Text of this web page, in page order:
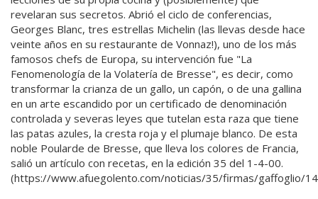
revelaran sus secretos. Abrió el ciclo de conferencias,
Georges Blanc, tres estrellas Michelin (las llevas desde hace
veinte años en su restaurante de Vonnaz!), uno de los más
famosos chefs de Europa, su intervención fue "La
Fenomenología de la Volatería de Bresse", es decir, como
transformar la crianza de un gallo, un capón, o de una gallina
en un arte escandido por un certificado de denominación
controlada y severas leyes que tutelan esta raza que tiene
las patas azules, la cresta roja y el plumaje blanco. De esta
noble Poularde de Bresse, que lleva los colores de Francia,
salió un artículo con recetas, en la edición 35 del 1-4-00.
(https://www.afuegolento.com/noticias/35/firmas/gaffoglio/